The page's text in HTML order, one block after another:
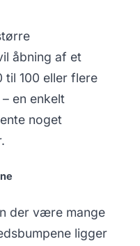
åbning af et
100 eller flere
en enkelt
noget
der være mange
ligger